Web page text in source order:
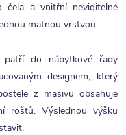
čela a vnitřní neviditelné
matnou vrstvou.
patří do nábytkové řady
designem, který
z masivu obsahuje
roštů. Výslednou výšku